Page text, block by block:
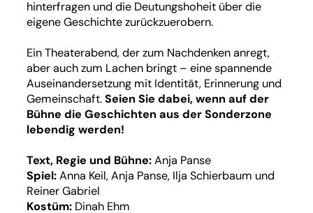
hinterfragen und die Deutungshoheit über die
eigene Geschichte zurückzuerobern.
Ein Theaterabend, der zum Nachdenken anregt,
aber auch zum Lachen bringt – eine spannende
Auseinandersetzung mit Identität, Erinnerung und
Gemeinschaft.Seien Sie dabei, wenn auf der
Bühne die Geschichten aus der Sonderzone
lebendig werden!
Text, Regie und Bühne:Anja Panse
Spiel:Anna Keil, Anja Panse, Ilja Schierbaum und
Reiner Gabriel
Kostüm: Dinah Ehm